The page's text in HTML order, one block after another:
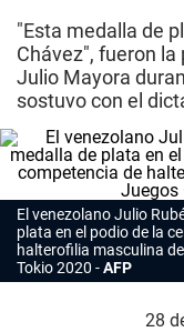
"Esta medalla de
Chávez", fueron
Julio Mayora
sostuvo con el
El venezolano Julio
plata en el podio de la
halterofilia masculina
Tokio 2020
AFP
28